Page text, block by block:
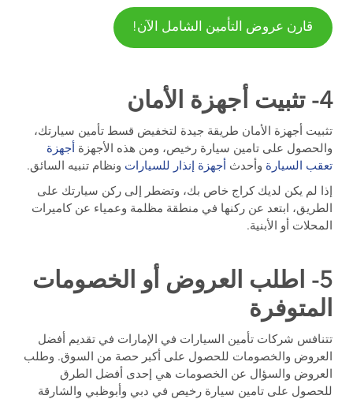
قارن عروض التأمين الشامل الآن!
4- تثبيت أجهزة الأمان
تثبيت أجهزة الأمان طريقة جيدة لتخفيض قسط تأمين سيارتك،
والحصول على تامين سيارة رخيص، ومن هذه الأجهزة أجهزة
تعقب السيارة وأحدث أجهزة إنذار للسيارات ونظام تنبيه السائق.
إذا لم يكن لديك كراج خاص بك، وتضطر إلى ركن سيارتك على
الطريق، ابتعد عن ركنها في منطقة مظلمة وعمياء عن كاميرات
المحلات أو الأبنية.
5- اطلب العروض أو الخصومات
المتوفرة
تتنافس شركات تأمين السيارات في الإمارات في تقديم أفضل
العروض والخصومات للحصول على أكبر حصة من السوق. وطلب
العروض والسؤال عن الخصومات هي إحدى أفضل الطرق
للحصول على تامين سيارة رخيص في دبي وأبوظبي والشارقة